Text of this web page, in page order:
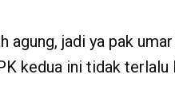
agung, jadi ya pak
kedua ini tidak terlalu